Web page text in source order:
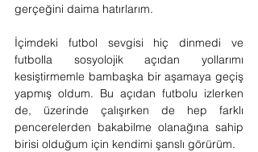
gerçeğini daima hatırlarım.
İçimdeki futbol sevgisi hiç dinmedi ve
futbolla sosyolojik açıdan yollarımı
kesiştirmemle bambaşka bir aşamaya geçiş
yapmış oldum. Bu açıdan futbolu izlerken
de, üzerinde çalışırken de hep farklı
pencerelerden bakabilme olanağına sahip
birisi olduğum için kendimi şanslı görürüm.